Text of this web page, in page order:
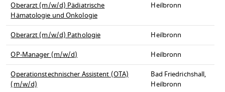
Oberarzt (m/w/d) Pädiatrische
Hämatologie und Onkologie
Heilbronn
Oberarzt (m/w/d) Pathologie
Heilbronn
OP-Manager (m/w/d)
Heilbronn
Operationstechnischer Assistent (OTA)
(m/w/d)
Bad Friedrichshall,
Heilbronn